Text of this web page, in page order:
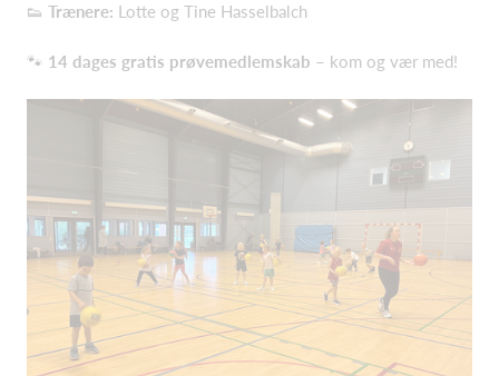
👟 Trænere: Lotte og Tine Hasselbalch
🐾 14 dages gratis prøvemedlemskab – kom og vær med!